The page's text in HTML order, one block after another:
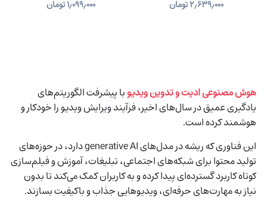
۲٫۶۳۹٫۰۰۰تومان
۱٫۰۹۹٫۰۰۰تومان
هوش مصنوعی ادیت و تدوین ویدیوبا پیشرفت الگوریتم‌های
یادگیری عمیق در سال‌های اخیر، فرآیند ویرایش ویدیو را خودکار و
هوشمند کرده است.
این فناوری که ریشه در مدل‌های generative AI دارد، در حوزه‌های
تولید محتوا برای شبکه‌های اجتماعی، تبلیغات، آموزش و فیلم‌سازی
کوتاه کاربرد گسترده‌ای پیدا کرده و به کاربران کمک می‌کند تا بدون
نیاز به مهارت‌های حرفه‌ای، ویدیوهایی جذاب و باکیفیت بسازند.